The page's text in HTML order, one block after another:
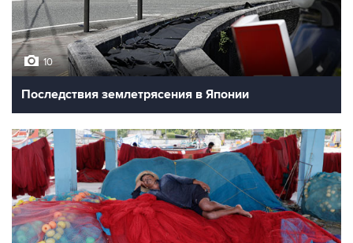
10
Последствия землетрясения в Японии